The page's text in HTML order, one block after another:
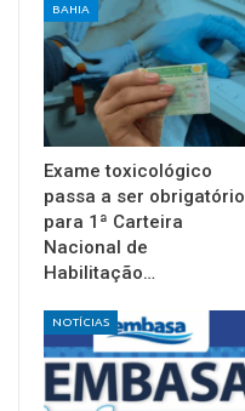
BAHIA
Exame toxicológico
passa a ser obrigatório
para 1ª Carteira
Nacional de
Habilitação…
NOTÍCIAS